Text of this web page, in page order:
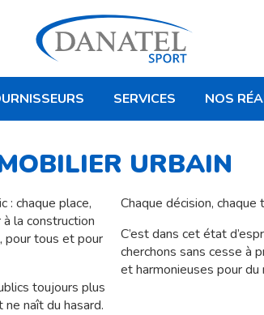
SERVICES NOS
URBAIN
: chaque place,
la construction
pour tous et pour
toujours plus
naît du hasard.
Chaque décision,
C’est dans cet état
cherchons sans cesse à
et harmonieuses pour